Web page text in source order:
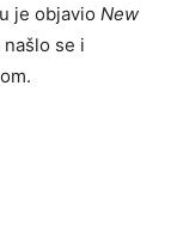
je objavio New
se i